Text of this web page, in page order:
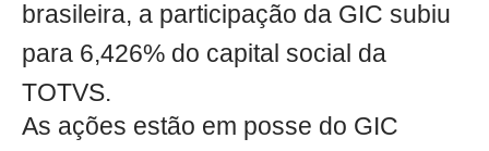
brasileira, a participação da GIC subiu
para 6,426% do capital social da
TOTVS.
As ações estão em posse do GIC